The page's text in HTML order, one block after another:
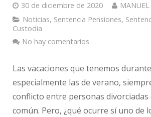
30 de diciembre de 2020
Noticias, Sentencia Pensiones,
Custodia
No hay comentarios
Las vacaciones que tenemos
especialmente las de verano,
conflicto entre personas divorciadas
común. Pero, ¿qué ocurre sí uno de